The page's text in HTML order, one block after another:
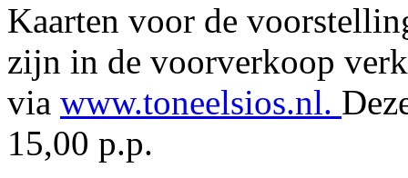
Kaarten voor de
zijn in de voorverkoop
via www.toneelsios.nl.
15,00 p.p.